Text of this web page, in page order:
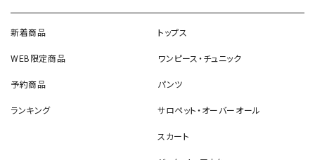
新着商品
WEB限定商品
予約商品
ランキング
トップス
ワンピース・チュニック
パンツ
サロペット・オーバーオール
スカート